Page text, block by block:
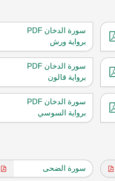
سورة الدخان PDF
برواية ورش
سورة الدخان PDF
برواية قالون
سورة الدخان PDF
برواية السوسي
سورة الضحى